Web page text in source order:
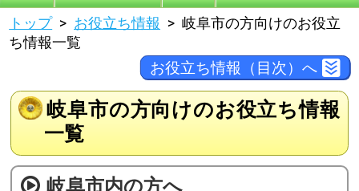
トップ お役立ち情報
岐阜市の方向けのお役立
ち情報一覧
お役立ち情報（目次）へ
岐阜市の方向けのお役立ち情報
一覧
岐阜市内の方へ